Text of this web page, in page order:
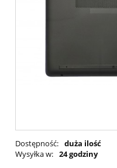
Dostępność: duża ilość
Wysyłka w: 24 godziny